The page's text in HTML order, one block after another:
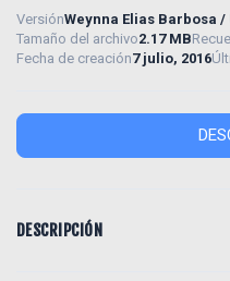
VersiónWeynna Elias Barbosa /
Tamaño del archivo2.17 MB
Fecha de creación7 julio, 2016
DESCRIPCIÓN